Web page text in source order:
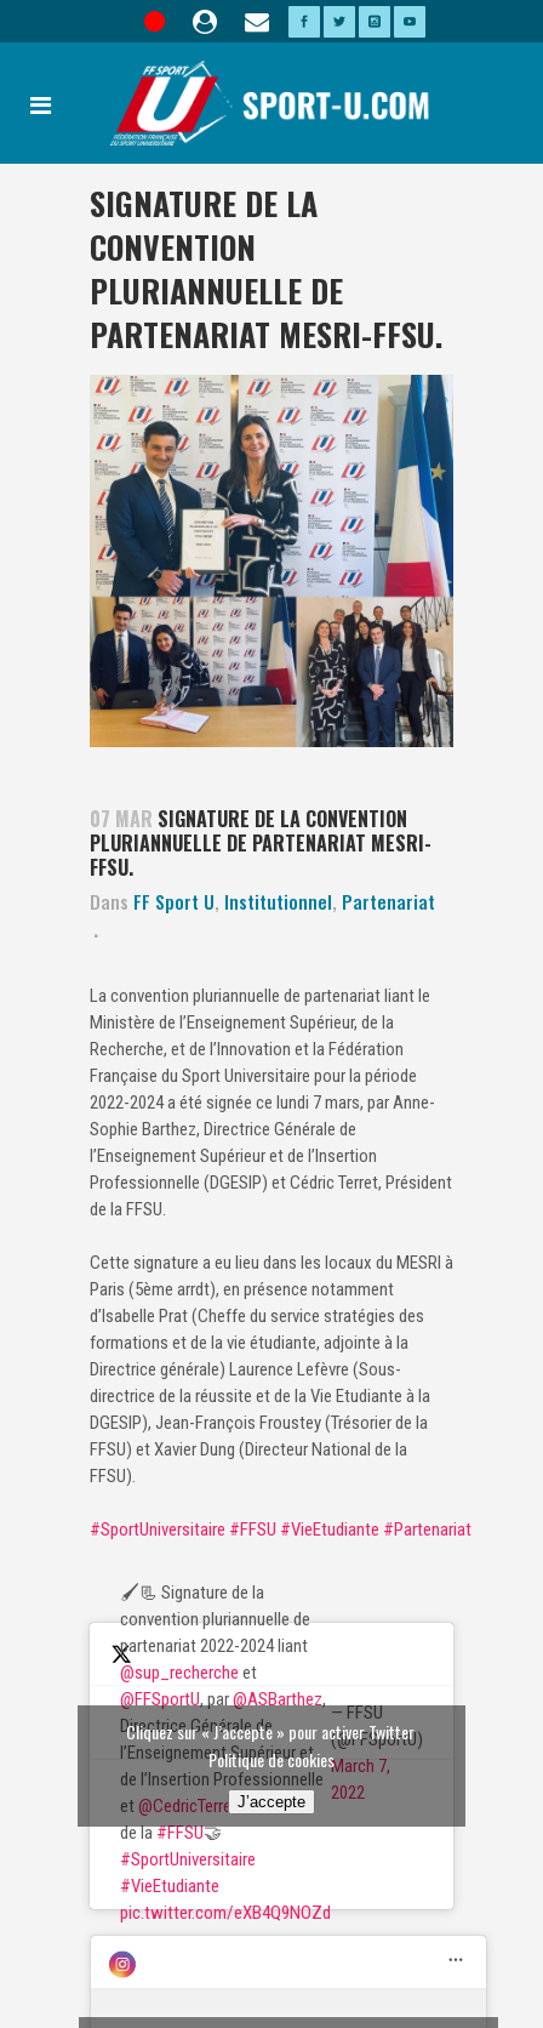
SIGNATURE DE LA
CONVENTION
PLURIANNUELLE DE
PARTENARIAT MESRI-FFSU.
07 MAR SIGNATURE DE LA CONVENTION
PLURIANNUELLE DE PARTENARIAT MESRI-
FFSU.
Dans FF Sport U, Institutionnel, Partenariat
La convention pluriannuelle de partenariat liant le
Ministère de l’Enseignement Supérieur, de la
Recherche, et de l’Innovation et la Fédération
Française du Sport Universitaire pour la période
2022-2024 a été signée ce lundi 7 mars, par Anne-
Sophie Barthez, Directrice Générale de
l’Enseignement Supérieur et de l’Insertion
Professionnelle (DGESIP) et Cédric Terret, Président
de la FFSU.
Cette signature a eu lieu dans les locaux du MESRI à
Paris (5ème arrdt), en présence notamment
d’Isabelle Prat (Cheffe du service stratégies des
formations et de la vie étudiante, adjointe à la
Directrice générale) Laurence Lefèvre (Sous-
directrice de la réussite et de la Vie Etudiante à la
DGESIP), Jean-François Froustey (Trésorier de la
FFSU) et Xavier Dung (Directeur National de la
FFSU).
#SportUniversitaire #FFSU #VieEtudiante #Partenariat
🖌📃 Signature de la
convention pluriannuelle de
partenariat 2022-2024 liant
@sup_recherche et
@FFSportU, par@ASBarthez,
Directrice Générale de
l’Enseignement Supérieur et
de l’Insertion Professionnelle
et @CedricTerret , Président
de la#FFSU🤝
#SportUniversitaire
#VieEtudiante
pic.twitter.com/eXB4Q9NOZd
— FFSU
(@FFSportU)
March 7,
2022
Cliquez sur « J’accepte » pour activer Twitter
Politique de cookies
J’accepte